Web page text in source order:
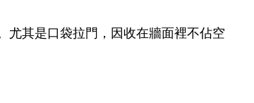
尤其是口袋拉門，因收在牆面裡不佔空